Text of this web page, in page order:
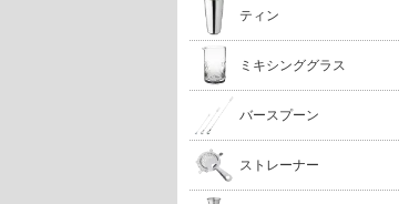
ティン
ミキシンググラス
バースプーン
ストレーナー